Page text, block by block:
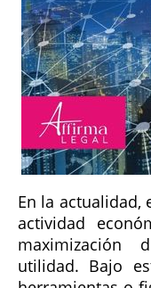
En la
actividad
maximización
utilidad. Bajo